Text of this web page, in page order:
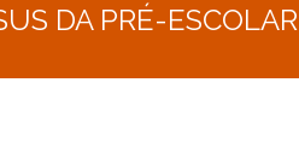
DA PRÉ-ESCOLAR